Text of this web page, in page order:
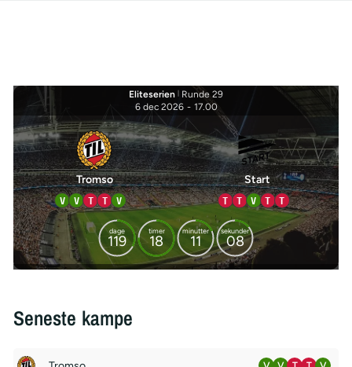
Eliteserien | Runde 29
6 dec 2026 - 17.00
Tromso
V V T T V
Start
T T V T T
dage
119
timer
18
minutter
11
sekunder
08
Seneste kampe